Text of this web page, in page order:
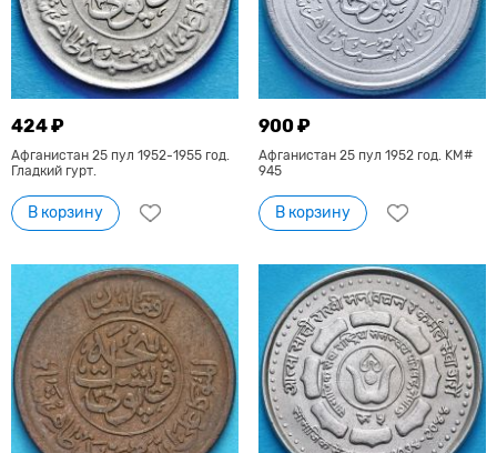
424 ₽
Афганистан 25 пул 1952-1955 год.
Гладкий гурт.
В корзину
900 ₽
Афганистан 25 пул 1952 год. KM#
945
В корзину